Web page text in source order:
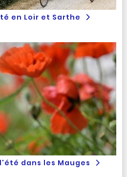
en Loir et Sarthe
dans les Mauges